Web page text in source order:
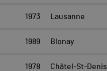
1973 Lausanne
1989 Blonay
1978 Châtel-St-Denis